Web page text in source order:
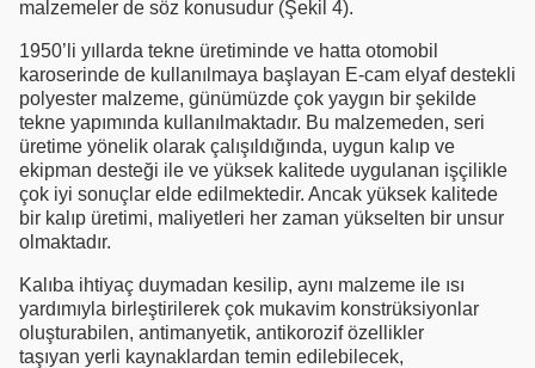
malzemeler de söz konusudur (Şekil 4).
1950’li yıllarda tekne üretiminde ve hatta otomobil
karoserinde de kullanılmaya başlayan E-cam elyaf destekli
polyester malzeme, günümüzde çok yaygın bir şekilde
tekne yapımında kullanılmaktadır. Bu malzemeden, seri
üretime yönelik olarak çalışıldığında, uygun kalıp ve
ekipman desteği ile ve yüksek kalitede uygulanan işçilikle
çok iyi sonuçlar elde edilmektedir. Ancak yüksek kalitede
bir kalıp üretimi, maliyetleri her zaman yükselten bir unsur
olmaktadır.
Kalıba ihtiyaç duymadan kesilip, aynı malzeme ile ısı
yardımıyla birleştirilerek çok mukavim konstrüksiyonlar
oluşturabilen, antimanyetik, antikorozif özellikler
taşıyan yerli kaynaklardan temin edilebilecek,